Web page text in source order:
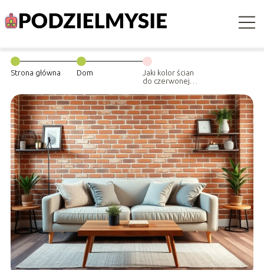
Strona główna Dom
Jaki kolor ścian
do czerwonej
najlepsze
propozycje!